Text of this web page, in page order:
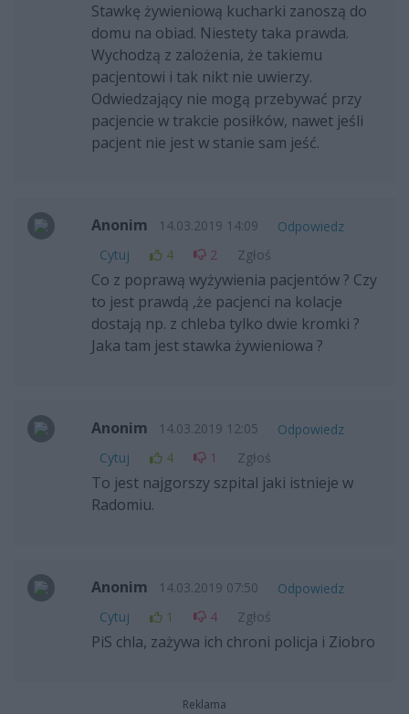
Stawkę żywieniową kucharki zanoszą do
domu na obiad. Niestety taka prawda.
Wychodzą z zalożenia, że takiemu
pacjentowi i tak nikt nie uwierzy.
Odwiedzający nie mogą przebywać przy
pacjencie w trakcie posiłków, nawet jeśli
pacjent nie jest w stanie sam jeść.
Anonim 14.03.2019 14:09
Odpowiedz
Cytuj
4 2 Zgłoś
Co z poprawą wyżywienia pacjentów ? Czy
to jest prawdą ,że pacjenci na kolacje
dostają np. z chleba tylko dwie kromki ?
Jaka tam jest stawka żywieniowa ?
Anonim 14.03.2019 12:05
Odpowiedz
Cytuj
4 1 Zgłoś
To jest najgorszy szpital jaki istnieje w
Radomiu.
Anonim 14.03.2019 07:50
Odpowiedz
Cytuj
1 4 Zgłoś
PiS chla, zażywa ich chroni policja i Ziobro
Reklama